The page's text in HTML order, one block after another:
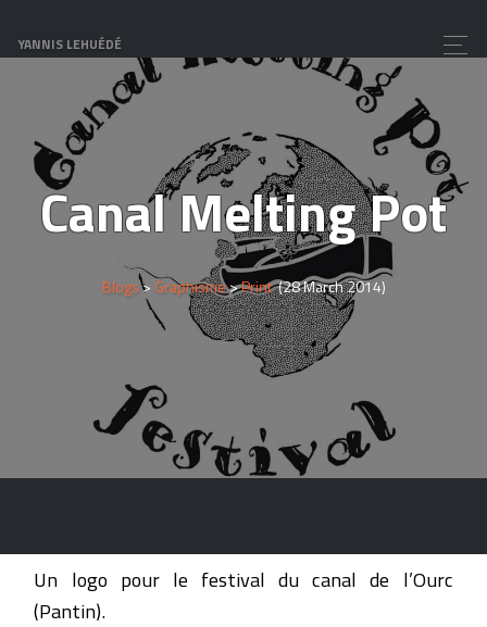
YANNIS LEHUÉDÉ
Canal Melting Pot
Blogs>Graphisme>Print (28 March 2014)
Un logo pour le festival du canal de l’Ourc
(Pantin).